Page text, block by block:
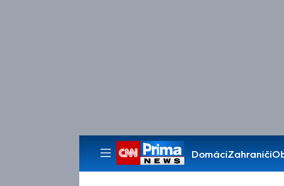
DomácíZahraničí
Pořady